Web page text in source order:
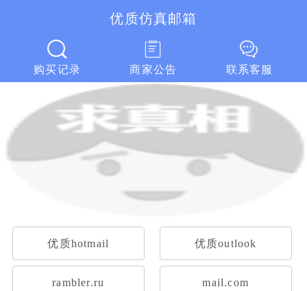
优质仿真邮箱
购买记录 商家公告 联系客服
优质hotmail 优质outlook
rambler.ru mail.com